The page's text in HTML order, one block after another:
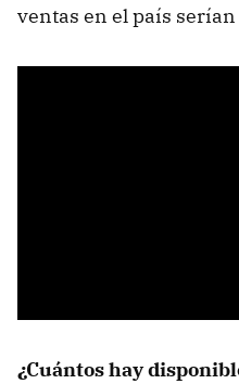
ventas en el país
¿Cuántos hay